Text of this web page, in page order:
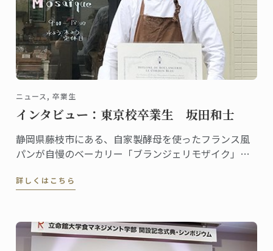
ニュース, 卒業生
インタビュー：東京校卒業生 坂田和士
静岡県藤枝市にある、自家製酵母を使ったフランス風
パンが自慢のベーカリー「ブランジェリモザイク」。
家製酵母パンを開発したり、各種イベントに参加する
を修了しました。
詳しくはこちら